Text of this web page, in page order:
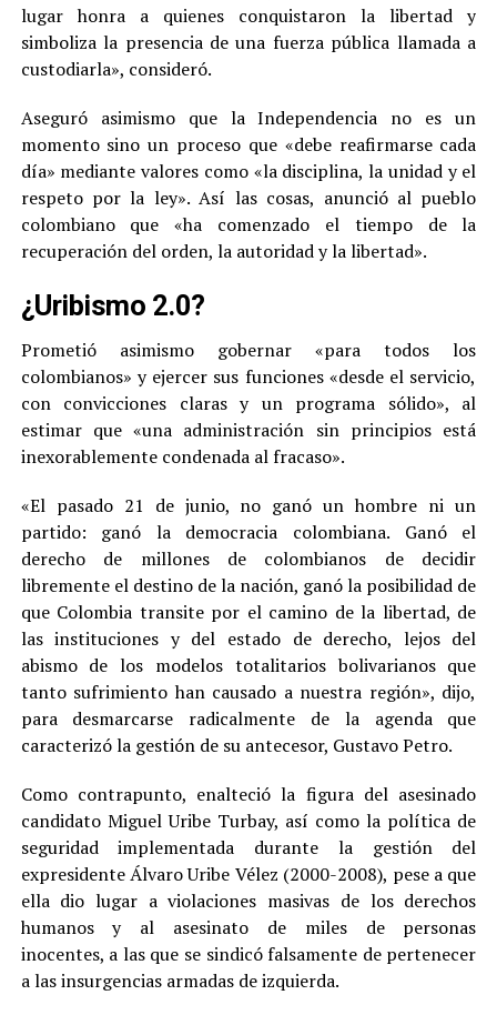
lugar honra a quienes conquistaron la libertad y
simboliza la presencia de una fuerza pública llamada a
custodiarla», consideró.
Aseguró asimismo que la Independencia no es un
momento sino un proceso que «debe reafirmarse cada
día» mediante valores como «la disciplina, la unidad y el
respeto por la ley». Así las cosas, anunció al pueblo
colombiano que «ha comenzado el tiempo de la
recuperación del orden, la autoridad y la libertad».
¿Uribismo 2.0?
Prometió asimismo gobernar «para todos los
colombianos» y ejercer sus funciones «desde el servicio,
con convicciones claras y un programa sólido», al
estimar que «una administración sin principios está
inexorablemente condenada al fracaso».
«El pasado 21 de junio, no ganó un hombre ni un
partido: ganó la democracia colombiana. Ganó el
derecho de millones de colombianos de decidir
libremente el destino de la nación, ganó la posibilidad de
que Colombia transite por el camino de la libertad, de
las instituciones y del estado de derecho, lejos del
abismo de los modelos totalitarios bolivarianos que
tanto sufrimiento han causado a nuestra región», dijo,
para desmarcarse radicalmente de la agenda que
caracterizó la gestión de su antecesor, Gustavo Petro.
Como contrapunto, enalteció la figura del asesinado
candidato Miguel Uribe Turbay, así como la política de
seguridad implementada durante la gestión del
expresidente Álvaro Uribe Vélez (2000-2008), pese a que
ella dio lugar a violaciones masivas de los derechos
humanos y al asesinato de miles de personas
inocentes, a las que se sindicó falsamente de pertenecer
a las insurgencias armadas de izquierda.